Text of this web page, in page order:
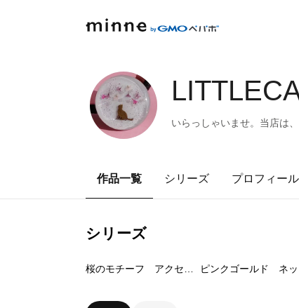
いらっしゃいませ。当店は
作品一覧 シリーズ プロフィール
シリーズ